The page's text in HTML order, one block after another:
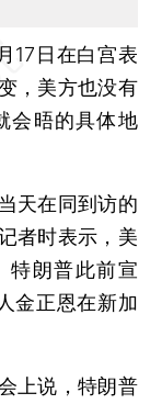
17日在白宫表
，美方也没有
会晤的具体地
天在同到访的
者时表示，美
特朗普此前宣
金正恩在新加
上说，特朗普